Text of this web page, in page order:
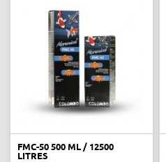
FMC-50 500 ML / 12500
LITRES